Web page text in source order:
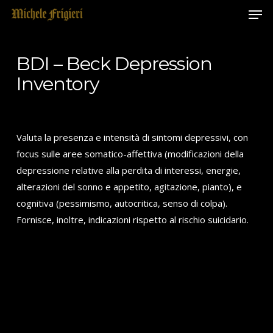
Skip
contentBDI – Beck Depression
Inventory
Valuta la presenza e intensità di sintomi depressivi, con
focus sulle aree somatico-affettiva (modificazioni della
depressione relative alla perdita di interessi, energie,
alterazioni del sonno e appetito, agitazione, pianto), e
cognitiva (pessimismo, autocritica, senso di colpa).
Fornisce, inoltre, indicazioni rispetto al rischio suicidario.